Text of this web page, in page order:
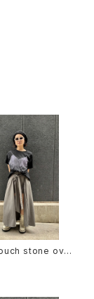
stone over
shirt トップス
ストーン キャミ